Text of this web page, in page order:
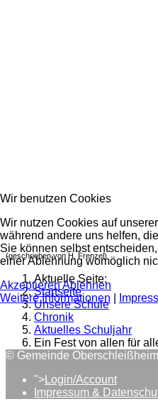
(geschrieben von H. Frenzel)
Aktuelle Seite:
Startseite
Unsere Schule
Chronik
Aktuelles Schuljahr
Ein Fest von allen für
© Gemeinde
"> Login/Account
Impressum &
Wir benutzen Cookies
Wir nutzen Cookies auf
während andere uns helfen,
Sie können selbst
einer Ablehnung womöglich
AkzeptierenAblehnen
Weitere Informationen